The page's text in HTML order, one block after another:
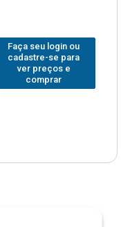
Faça seu login ou
cadastre-se para
ver preços e
comprar